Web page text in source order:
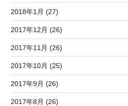
2018年1月 (27)
2017年12月 (26)
2017年11月 (26)
2017年10月 (25)
2017年9月 (26)
2017年8月 (26)